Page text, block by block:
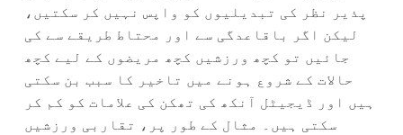
پذیر نظر کی تبدیلیوں کو واپس نہیں کر سکتیں،
لیکن اگر باقاعدگی سے اور محتاط طریقے سے کی
جائیں تو کچھ ورزشیں کچھ مریضوں کے لیے کچھ
حالات کے شروع ہونے میں تاخیر کا سبب بن سکتی
ہیں اور ڈیجیٹل آنکھ کی تھکن کی علامات کو کم کر
سکتی ہیں۔ مثال کے طور پر، تقاربی ورزشیں